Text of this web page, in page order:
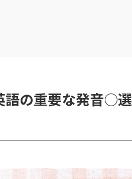
語の重要な発音○選